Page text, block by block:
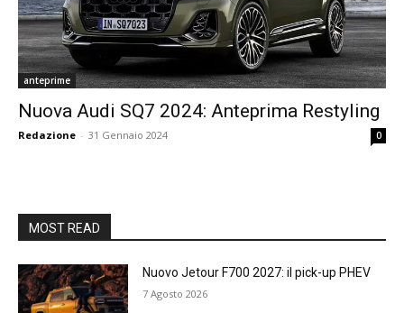
anteprime
Nuova Audi SQ7 2024: Anteprima Restyling
Redazione - 31 Gennaio 2024 0
MOST READ
Nuovo Jetour F700 2027: il pick-up PHEV
7 Agosto 2026